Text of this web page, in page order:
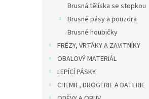
Brusná tělíska se stopkou
Brusné pásy a pouzdra
Brusné houbičky
FRÉZY, VRTÁKY A ZAVITNÍKY
OBALOVÝ MATERIÁL
LEPÍCÍ PÁSKY
CHEMIE, DROGERIE A BATERIE